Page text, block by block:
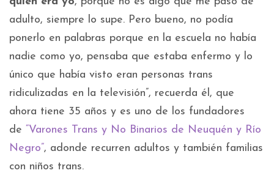
adulto, siempre lo supe. Pero bueno, no podía
ponerlo en palabras porque en la escuela no había
nadie como yo, pensaba que estaba enfermo y lo
único que había visto eran personas trans
ridiculizadas en la televisión”, recuerda él, que
ahora tiene 35 años y es uno de los fundadores
de “Varones Trans y No Binarios de Neuquén y Río
Negro”, adonde recurren adultos y también familias
con niños trans.